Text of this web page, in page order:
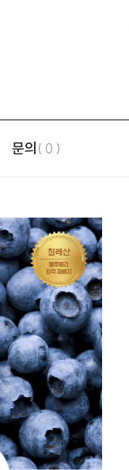
문의 ( 0 )